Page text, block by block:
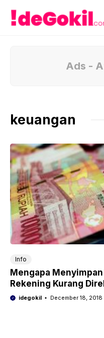
Ads -
keuangan
Info
Mengapa
Rekening Kurang
idegokil December 18, 2018